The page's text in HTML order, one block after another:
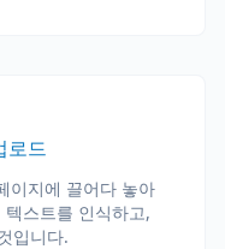
로드
이지에 끌어다 놓아
스트를 인식하고,
입니다.